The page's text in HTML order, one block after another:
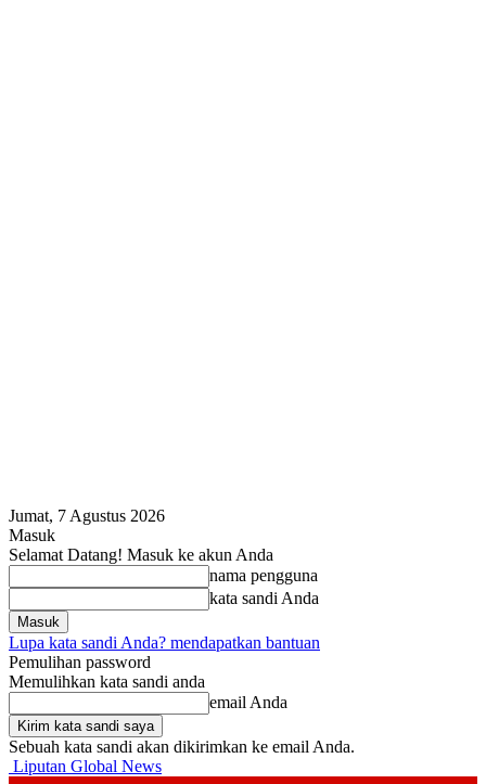
Jumat, 7 Agustus 2026
Masuk
Selamat Datang! Masuk ke akun Anda
nama pengguna
kata sandi Anda
Lupa kata sandi Anda? mendapatkan bantuan
Pemulihan password
Memulihkan kata sandi anda
email Anda
Sebuah kata sandi akan dikirimkan ke email Anda.
Liputan Global News